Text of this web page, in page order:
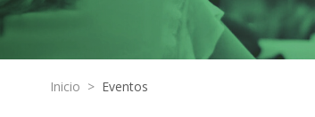
Inicio > Eventos